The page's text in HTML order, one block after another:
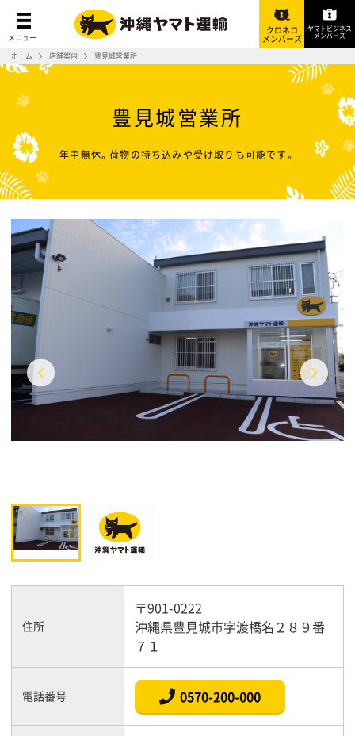
メニュー
クロネコ
メンバーズ
ヤマトビジネス
メンバーズ
ホーム 店舗案内 豊見城営業所
豊見城営業所
年中無休。荷物の持ち込みや受け取りも可能です。
住所
〒901-0222
沖縄県豊見城市字渡橋名２８９番
７１
電話番号 0570-200-000